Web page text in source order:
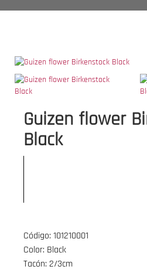
Guizen flower
Black
Código: 101210001
Color: Black
Tacón: 2/3cm